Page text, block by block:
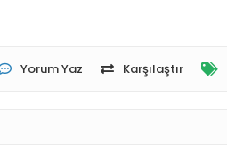
Yorum Yaz Karşılaştır